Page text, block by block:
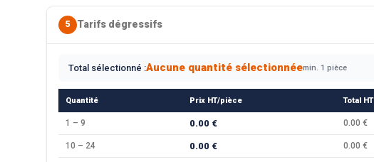
5 Tarifs dégressifs
Total sélectionné :Aucune quantité sélectionnéemin. 1 pièce
Quantité Prix HT/pièce Total HT
1 – 9 0.00 € 0.00 €
10 – 24 0.00 € 0.00 €